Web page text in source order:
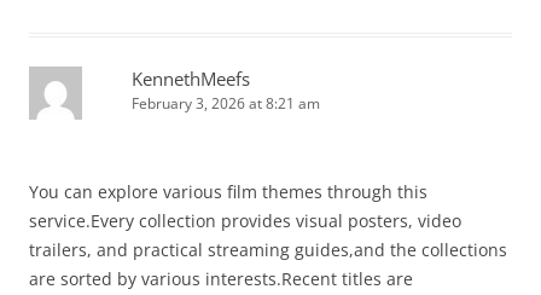
KennethMeefs
February 3, 2026 at 8:21 am
You can explore various film themes through this
service.Every collection provides visual posters, video
trailers, and practical streaming guides,and the collections
are sorted by various interests.Recent titles are